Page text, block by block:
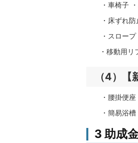
・車椅子
・床ずれ
・スロー
・移動用リ
（4）
・腰掛便
・簡易浴
3 助成